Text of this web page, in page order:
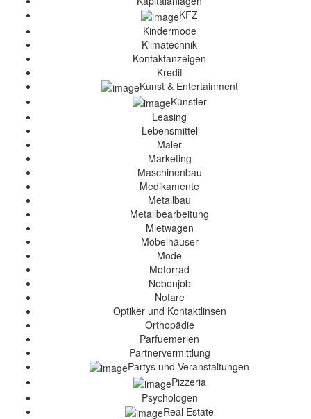
KFZ
Kindermode
Klimatechnik
Kontaktanzeigen
Kredit
Kunst & Entertainment
Künstler
Leasing
Lebensmittel
Maler
Marketing
Maschinenbau
Medikamente
Metallbau
Metallbearbeitung
Mietwagen
Möbelhäuser
Mode
Motorrad
Nebenjob
Notare
Optiker und Kontaktlinsen
Orthopädie
Parfuemerien
Partnervermittlung
Partys und Veranstaltungen
Pizzeria
Psychologen
Real Estate